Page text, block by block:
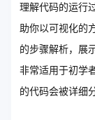
理解代码的运行
助你以可视化的
的步骤解析，展
非常适用于初学
的代码会被详细